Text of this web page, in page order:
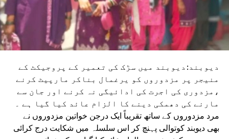
دیوبند:دیوبند میں سڑک کی تعمیر کے پروجیکٹ کے
منیجر پر مزدوروں کو یرغمال بناکر مارپیٹ کرنے
،مزدوری کی اجرت کی ادائیگی نہ کرنے اور جان سے
مارنے کی دھمکی دینے کا الزام عائد کیا گیا ہے ۔
مرد مزدوروں کے ساتھ تقریباً ایک درجن خواتین مزدوروں نے
بھی دیوبند کوتوالی پہنچ کر اس سلسلہ میں شکایت درج کرائی